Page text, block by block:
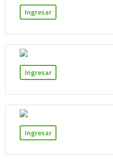
Ingresar
Ingresar
Ingresar